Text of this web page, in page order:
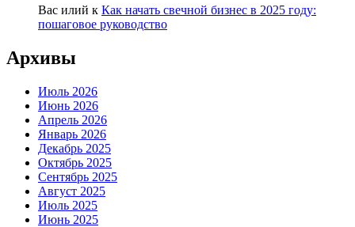
Вас илий к Как начать свечной бизнес в 2025 году:
пошаговое руководство
Архивы
Июль 2026
Июнь 2026
Апрель 2026
Январь 2026
Декабрь 2025
Октябрь 2025
Сентябрь 2025
Август 2025
Июль 2025
Июнь 2025